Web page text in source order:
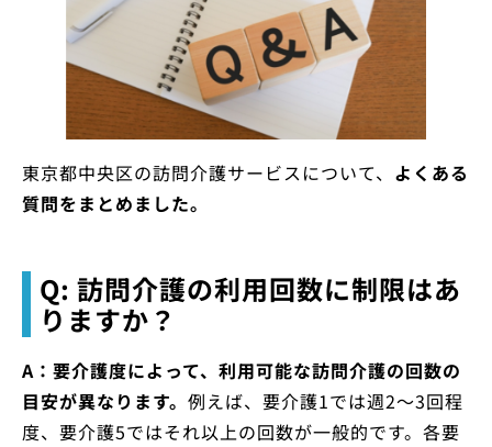
東京都中央区の訪問介護サービスについて、 よくある
質問をまとめました。
Q: 訪問介護の利用回数に制限はあ
りますか？
A：要介護度によって、利用可能な訪問介護の回数の
目安が異なります。 例えば、要介護1では週2〜3回程
度、要介護5ではそれ以上の回数が一般的です。各要